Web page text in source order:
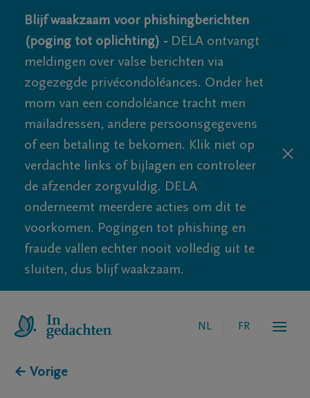
Blijf waakzaam voor phishingberichten
(poging tot oplichting) - DELA ontvangt
meldingen over valse berichten via
zogezegde privécondoléances. Onder het
mom van een condoléance tracht men
mailadressen, andere persoonsgegevens
of een betaling te bekomen. Klik niet op
verdachte links of bijlagen en controleer
de afzender zorgvuldig. DELA
onderneemt meerdere acties om dit te
voorkomen. Pogingen tot phishing en
fraude vallen echter nooit volledig uit te
sluiten, dus blijf waakzaam.
NL FR
← Vorige